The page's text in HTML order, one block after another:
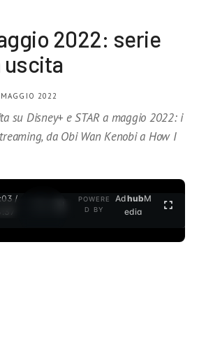
2022: serie
uscita
2022
su Disney+ e STAR a maggio 2022: i
da Obi Wan Kenobi a How I
/
POWERE
D BY
AdhubM
edia